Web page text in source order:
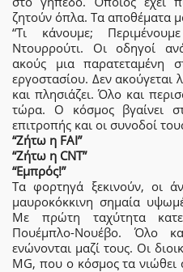
ζητούν όπλα. Τα αποθέματα
“Τι κάνουμε;
Ντουρρούτι. Οι οδηγοί
ακούς μια παρατεταμένη
εργοστασίου. Δεν ακούγεται
και πλησιάζει. Όλο και
τώρα. Ο κόσμος βγαίνει
επιτροπής και οι συνοδοί
“Ζήτω η FAI”
“Ζήτω η CNT”
“Εμπρός!”
Τα φορτηγά ξεκινούν, οι
μαυροκόκκινη σημαία
Με πρώτη ταχύτητα
Πουέμπλο-Νουέβο. Όλο
ενώνονται μαζί τους. Οι
MG, που ο κόσμος τα νιώθει